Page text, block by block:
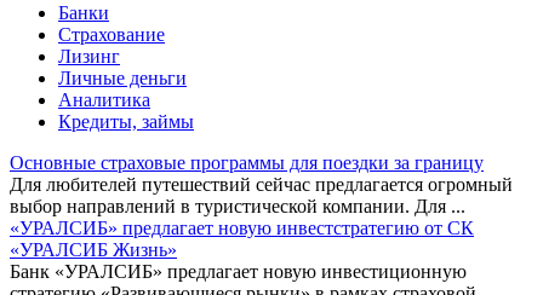
Банки
Страхование
Лизинг
Личные деньги
Аналитика
Кредиты, займы
Основные страховые программы для поездки за границу
Для любителей путешествий сейчас предлагается огромный
выбор направлений в туристической компании. Для ...
«УРАЛСИБ» предлагает новую инвестстратегию от СК
«УРАЛСИБ Жизнь»
Банк «УРАЛСИБ» предлагает новую инвестиционную